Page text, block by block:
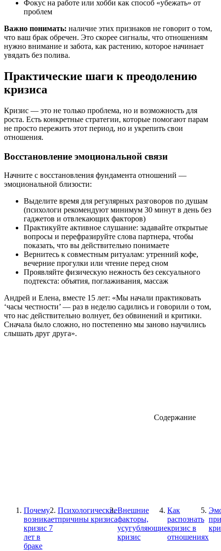
Фокус на работе или хобби как способ «убежать» от
проблем
Важно понимать: наличие этих признаков не говорит о том,
что ваш брак обречен. Это скорее сигналы, что отношениям
нужно внимание и забота, как растению, которое начинает
увядать без полива.
Практические шаги к преодолению
кризиса
Кризис — это не только проблема, но и возможность для
роста. Есть конкретные стратегии, которые помогают парам
не просто пережить этот период, но и укрепить свои
отношения.
Восстановление эмоциональной связи
Начните с восстановления фундамента отношений —
эмоциональной близости:
Выделите время для регулярных разговоров по душам
(психологи рекомендуют минимум 30 минут в день без
гаджетов и отвлекающих факторов)
Практикуйте активное слушание: задавайте открытые
вопросы и перефразируйте слова партнера, чтобы
показать, что вы действительно понимаете
Вернитесь к совместным ритуалам: утренний кофе,
вечерние прогулки или чтение перед сном
Проявляйте физическую нежность без сексуального
подтекста: объятия, поглаживания, массаж
Андрей и Елена, вместе 15 лет: «Мы начали практиковать
‘часы честности’ — раз в неделю садились и говорили о том,
что нас действительно волнует, без обвинений и критики.
Сначала было сложно, но постепенно мы заново научились
слышать друг друга».
Содержание
Почему
возникает
кризис 7
лет в
браке
Психологические
причины кризиса
Внешние
факторы,
усугубляющие
кризис
Как
распознать
кризис в
отношениях